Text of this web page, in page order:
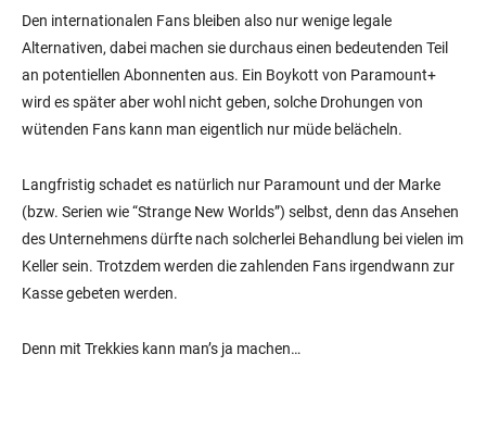
Den internationalen Fans bleiben also nur wenige legale
Alternativen, dabei machen sie durchaus einen bedeutenden Teil
an potentiellen Abonnenten aus. Ein Boykott von Paramount+
wird es später aber wohl nicht geben, solche Drohungen von
wütenden Fans kann man eigentlich nur müde belächeln.
Langfristig schadet es natürlich nur Paramount und der Marke
(bzw. Serien wie “Strange New Worlds”) selbst, denn das Ansehen
des Unternehmens dürfte nach solcherlei Behandlung bei vielen im
Keller sein. Trotzdem werden die zahlenden Fans irgendwann zur
Kasse gebeten werden.
Denn mit Trekkies kann man’s ja machen…